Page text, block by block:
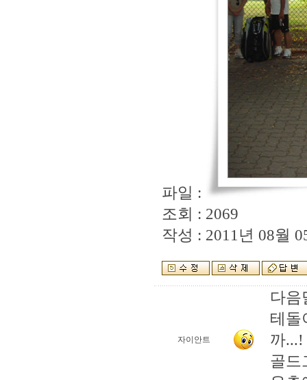
파일 :
조회 : 2069
작성 : 2011년 08월
자이안트
다음
테
까...!
골드